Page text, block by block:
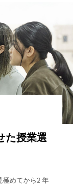
た授業選
極めてから2 年